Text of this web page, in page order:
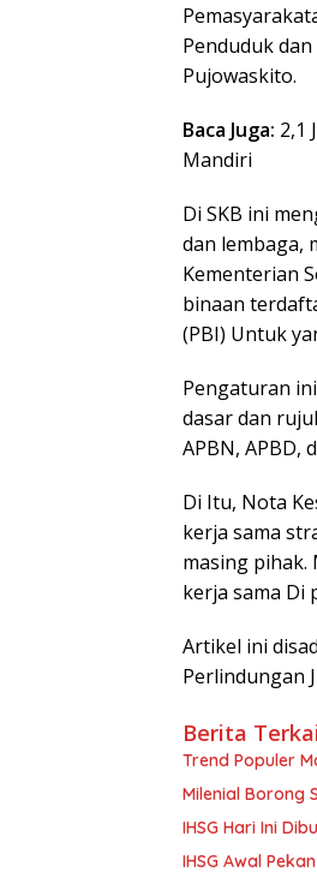
Penduduk
Pujowaskito.
Baca Juga: 2,1
Mandiri
Di SKB ini
dan lembaga,
Kementerian
binaan
(PBI) Untuk
Pengaturan
dasar dan
APBN, APBD,
Di Itu, Nota
kerja sama
masing
kerja sama Di
Artikel ini
Perlindungan
Berita
Trend Populer
Milenial Borong
IHSG Hari Ini
IHSG Awal